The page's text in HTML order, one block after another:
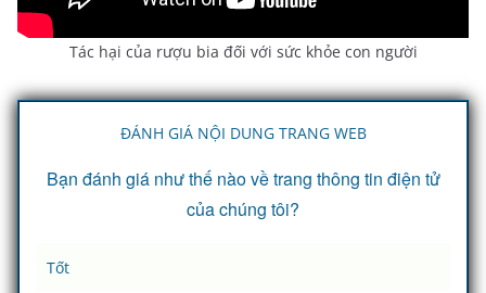
Tác hại của rượu bia đối với sức khỏe con người
ĐÁNH GIÁ NỘI DUNG TRANG WEB
Bạn đánh giá như thế nào về trang thông tin điện tử
của chúng tôi?
Tốt